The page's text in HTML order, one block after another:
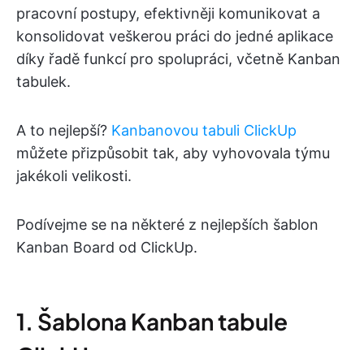
pracovní postupy, efektivněji komunikovat a
konsolidovat veškerou práci do jedné aplikace
díky řadě funkcí pro spolupráci, včetně Kanban
tabulek.
A to nejlepší? Kanbanovou tabuli ClickUp
můžete přizpůsobit tak, aby vyhovovala týmu
jakékoli velikosti.
Podívejme se na některé z nejlepších šablon
Kanban Board od ClickUp.
1. Šablona Kanban tabule